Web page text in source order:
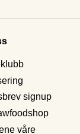
signup
våre